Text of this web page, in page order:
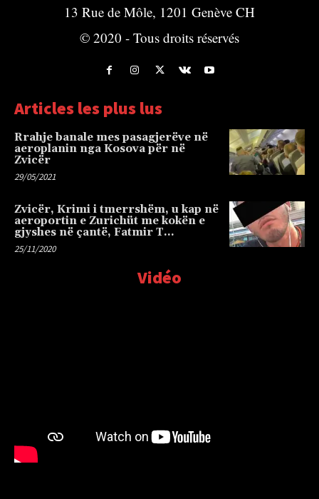
13 Rue de Môle, 1201 Genève CH
© 2020 - Tous droits réservés
Articles les plus lus
Rrahje banale mes pasagjerëve në
aeroplanin nga Kosova për në
Zvicër
29/05/2021
Zvicër, Krimi i tmerrshëm, u kap në
aeroportin e Zurichüt me kokën e
gjyshes në çantë, Fatmir T…
25/11/2020
Vidéo